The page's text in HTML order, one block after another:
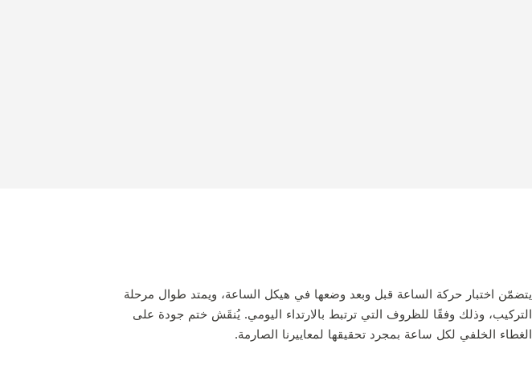
يتضمّن اختبار حركة الساعة قبل وبعد وضعها في هيكل الساعة، ويمتد طوال مرحلة
التركيب، وذلك وفقًا للظروف التي ترتبط بالارتداء اليومي. يُنقَش ختم جودة على
الغطاء الخلفي لكل ساعة بمجرد تحقيقها لمعاييرنا الصارمة.